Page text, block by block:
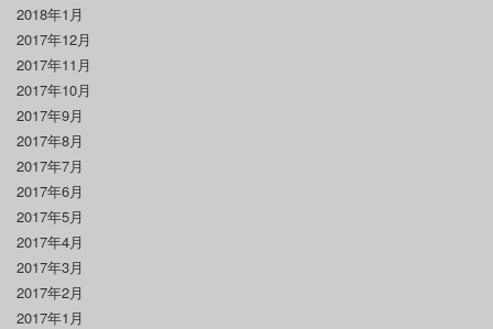
2018年1月
2017年12月
2017年11月
2017年10月
2017年9月
2017年8月
2017年7月
2017年6月
2017年5月
2017年4月
2017年3月
2017年2月
2017年1月